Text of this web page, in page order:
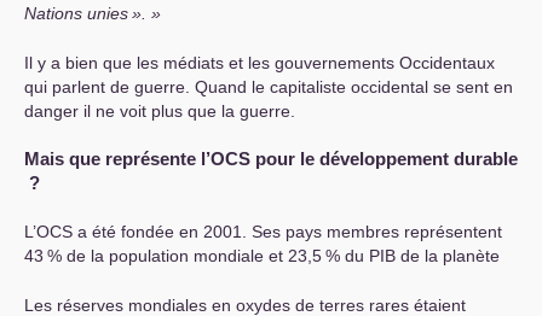
Nations unies».
Il y a bien que les médiats et les gouvernements Occidentaux
qui parlent de guerre. Quand le capitaliste occidental se sent en
danger il ne voit plus que la guerre.
Mais que représente l’OCS pour le développement durable
?
L’OCS a été fondée en 2001. Ses pays membres représentent
43 % de la population mondiale et 23,5% du PIB de la planète
Les réserves mondiales en oxydes de terres rares étaient